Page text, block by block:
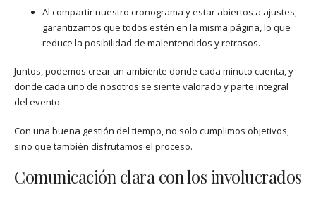
Al compartir nuestro cronograma y estar abiertos a ajustes,
garantizamos que todos estén en la misma página, lo que
reduce la posibilidad de malentendidos y retrasos.
Juntos, podemos crear un ambiente donde cada minuto cuenta, y
donde cada uno de nosotros se siente valorado y parte integral
del evento.
Con una buena gestión del tiempo, no solo cumplimos objetivos,
sino que también disfrutamos el proceso.
Comunicación clara con los involucrados